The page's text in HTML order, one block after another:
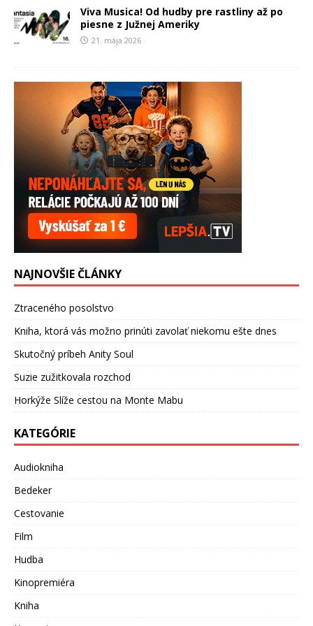
Viva Musica! Od hudby pre rastliny až po
piesne z Južnej Ameriky
21. mája 2026
NAJNOVŠIE ČLÁNKY
Ztraceného posolstvo
Kniha, ktorá vás možno prinúti zavolať niekomu ešte dnes
Skutočný príbeh Anity Soul
Suzie zužitkovala rozchod
Horkýže Slíže cestou na Monte Mabu
KATEGÓRIE
Audiokniha
Bedeker
Cestovanie
Film
Hudba
Kinopremiéra
Kniha